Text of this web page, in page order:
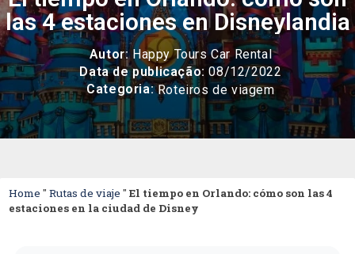
las 4 estaciones en Disneylandia
Autor:Happy Tours Car Rental
Data de publicação: 08/12/2022
Categoria: Roteiros de viagem
Home " Rutas de viaje " El tiempo en Orlando: cómo son las 4
estaciones en la ciudad de Disney